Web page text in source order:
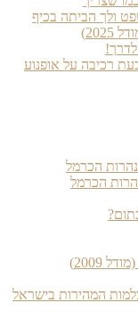
ולך הביתה בכיף
רכיבה על אופנוע
הכרמל
הכרמל
המהירות בישראל